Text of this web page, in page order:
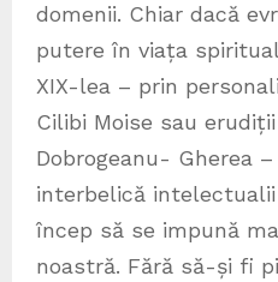
domenii. Chiar dacă
putere în viața
XIX-lea – prin
Cilibi Moise sau
Dobrogeanu- Gherea
interbelică intelectualii
încep să se impună
noastră. Fără să-și fi